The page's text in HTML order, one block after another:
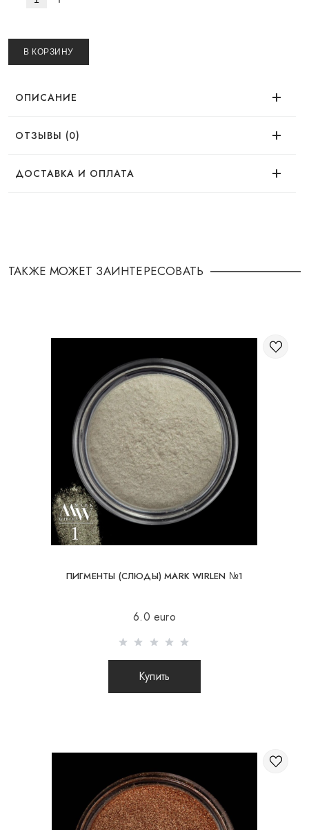
В КОРЗИНУ
ОПИСАНИЕ
ОТЗЫВЫ (0)
Нет отзывов об этом товаре.
ДОСТАВКА И ОПЛАТА
способом:
Международная доставка заказов
Вы можете заказать доставку заказа заграницу.
Доступные способы доставки международных посылок:
Международная доставка УкрПочтой; Международная
доставка Новой Почтой / Nova Post (Польша, Молдова,
Германия, Чехия, Литва, Румыния, Словакия, Эстония,
Латвия, Венгрия, Италия, Великобритания, Испания).
Бесплатная доставка возможна при заказе на
суму от 80Є
При заказе на суму до 80Є, стоимость доставки
посылки наложенным платежом не отправляются)
Отправка посылок заграницу происходит 2 раза в
При отправке заказа заграницу через
ТАКЖЕ МОЖЕТ ЗАИНТЕРЕСОВАТЬ
ПИГМЕНТЫ (СЛЮДЫ) MARK WIRLEN №1
6.0 euro
Купить